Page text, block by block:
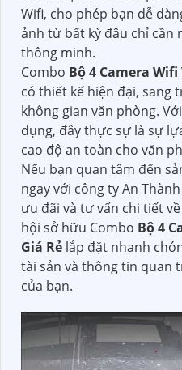
Wifi, cho phép bạn dễ
ảnh từ bất kỳ đâu chỉ cần
thông minh.
Combo Bộ 4 Camera
có thiết kế hiện đại, sang
không gian văn phòng.
dụng, đây thực sự là sự
cao độ an toàn cho văn
Nếu bạn quan tâm đến
ngay với công ty An
ưu đãi và tư vấn chi tiết
hội sở hữu Combo Bộ 4
Giá Rẻ lắp đặt nhanh
tài sản và thông tin quan
của bạn.